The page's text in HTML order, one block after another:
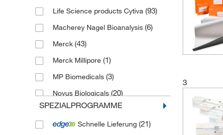
Life Science products Cytiva (93)
Macherey Nagel Bioanalysis (6)
Merck (43)
Merck Millipore (1)
MP Biomedicals (3)
Novus Biologicals (20)
Sartorius(10)
Serva Electrophoresis(1)
SPEZIALPROGRAMME
Schnelle Lieferung (21)
3